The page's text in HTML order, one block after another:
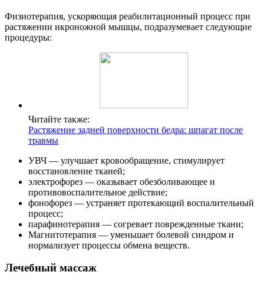
Физиотерапия, ускоряющая реабилитационный процесс при
растяжении икроножной мышцы, подразумевает следующие
процедуры:
Читайте также:
Растяжение задней поверхности бедра: шпагат после
травмы
УВЧ — улучшает кровообращение, стимулирует
восстановление тканей;
электрофорез — оказывает обезболивающее и
противовоспалительное действие;
фонофорез — устраняет протекающий воспалительный
процесс;
парафинотерапия — согревает поврежденные ткани;
Магнитотерапия — уменьшает болевой синдром и
нормализует процессы обмена веществ.
Лечебный массаж